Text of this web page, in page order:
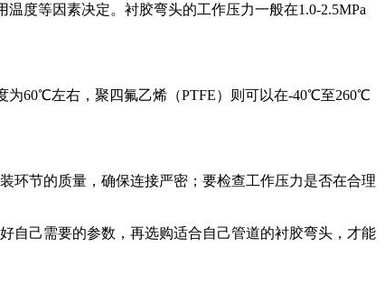
度等因素决定。衬胶弯头的工作压力一般在1.0-2.5MPa
为60℃左右，聚四氟乙烯（PTFE）则可以在-40℃至260℃
环节的质量，确保连接严密；要检查工作压力是否在合理
自己需要的参数，再选购适合自己管道的衬胶弯头，才能